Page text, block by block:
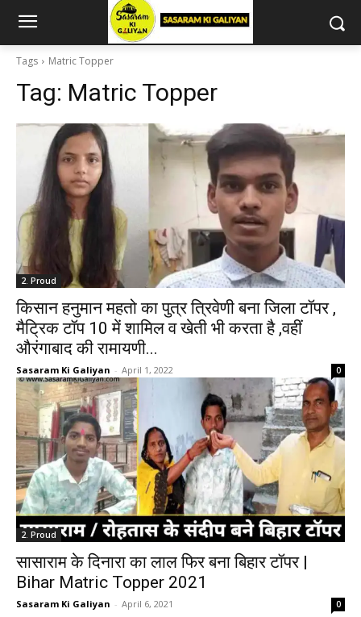
Tags Matric Topper
Tag: Matric Topper
2. Proud
किसान हनुमान महतो का पुत्र त्रिवेणी बना जिला टॉपर ,
मैट्रिक टॉप 10 में शामिल व खेती भी करता है ,वहीं
औरंगाबाद की रामायणी...
Sasaram Ki Galiyan - April 1, 2022 0
2. Proud
सासाराम के दिनारा का लाल फिर बना बिहार टॉपर |
Bihar Matric Topper 2021
Sasaram Ki Galiyan - April 6, 2021 0